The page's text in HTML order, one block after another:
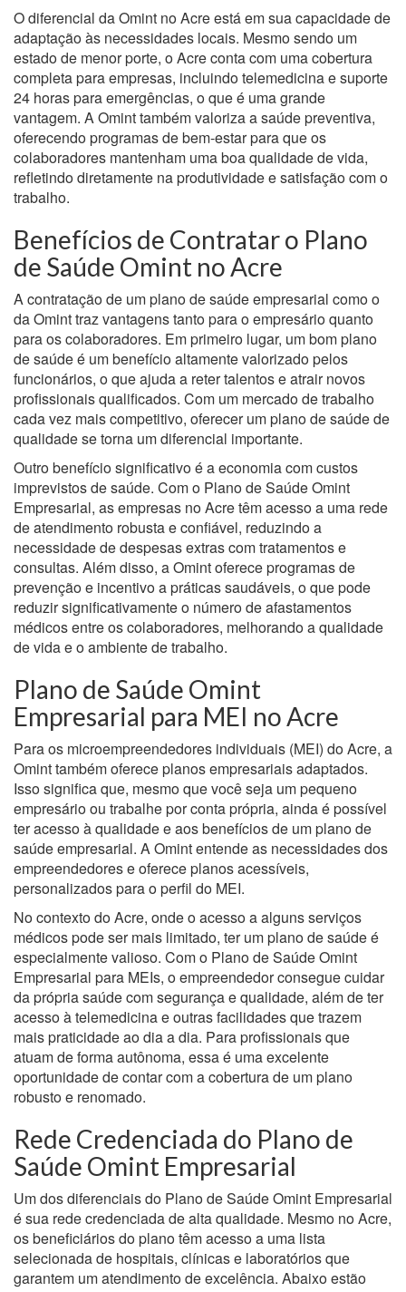
O diferencial da Omint no Acre está em sua capacidade de
adaptação às necessidades locais. Mesmo sendo um
estado de menor porte, o Acre conta com uma cobertura
completa para empresas, incluindo telemedicina e suporte
24 horas para emergências, o que é uma grande
vantagem. A Omint também valoriza a saúde preventiva,
oferecendo programas de bem-estar para que os
colaboradores mantenham uma boa qualidade de vida,
refletindo diretamente na produtividade e satisfação com o
trabalho.
Benefícios de Contratar o Plano
de Saúde Omint no Acre
A contratação de um plano de saúde empresarial como o
da Omint traz vantagens tanto para o empresário quanto
para os colaboradores. Em primeiro lugar, um bom plano
de saúde é um benefício altamente valorizado pelos
funcionários, o que ajuda a reter talentos e atrair novos
profissionais qualificados. Com um mercado de trabalho
cada vez mais competitivo, oferecer um plano de saúde de
qualidade se torna um diferencial importante.
Outro benefício significativo é a economia com custos
imprevistos de saúde. Com o Plano de Saúde Omint
Empresarial, as empresas no Acre têm acesso a uma rede
de atendimento robusta e confiável, reduzindo a
necessidade de despesas extras com tratamentos e
consultas. Além disso, a Omint oferece programas de
prevenção e incentivo a práticas saudáveis, o que pode
reduzir significativamente o número de afastamentos
médicos entre os colaboradores, melhorando a qualidade
de vida e o ambiente de trabalho.
Plano de Saúde Omint
Empresarial para MEI no Acre
Para os microempreendedores individuais (MEI) do Acre, a
Omint também oferece planos empresariais adaptados.
Isso significa que, mesmo que você seja um pequeno
empresário ou trabalhe por conta própria, ainda é possível
ter acesso à qualidade e aos benefícios de um plano de
saúde empresarial. A Omint entende as necessidades dos
empreendedores e oferece planos acessíveis,
personalizados para o perfil do MEI.
No contexto do Acre, onde o acesso a alguns serviços
médicos pode ser mais limitado, ter um plano de saúde é
especialmente valioso. Com o Plano de Saúde Omint
Empresarial para MEIs, o empreendedor consegue cuidar
da própria saúde com segurança e qualidade, além de ter
acesso à telemedicina e outras facilidades que trazem
mais praticidade ao dia a dia. Para profissionais que
atuam de forma autônoma, essa é uma excelente
oportunidade de contar com a cobertura de um plano
robusto e renomado.
Rede Credenciada do Plano de
Saúde Omint Empresarial
Um dos diferenciais do Plano de Saúde Omint Empresarial
é sua rede credenciada de alta qualidade. Mesmo no Acre,
os beneficiários do plano têm acesso a uma lista
selecionada de hospitais, clínicas e laboratórios que
garantem um atendimento de excelência. Abaixo estão